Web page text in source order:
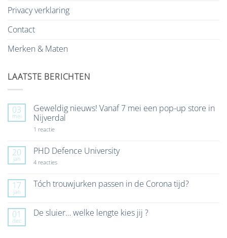
Privacy verklaring
Contact
Merken & Maten
LAATSTE BERICHTEN
03
mei
Geweldig nieuws! Vanaf 7 mei een pop-up store in
Nijverdal
1 reactieop
Vanaf
7
mei
up
store
20
jan
PHD Defence University
4 reactiesop
University
17
jan
Tóch trouwjurken passen in de Corona tijd?
Tóch
01
dec
De sluier… welke lengte kies jij ?